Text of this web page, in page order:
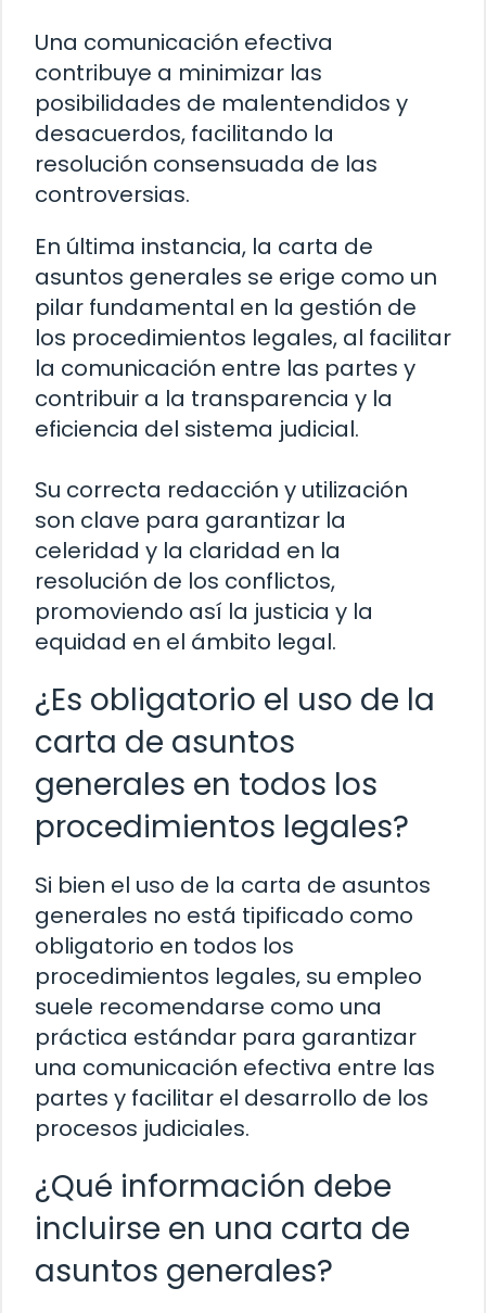
Una comunicación efectiva
contribuye a minimizar las
posibilidades de malentendidos y
desacuerdos, facilitando la
resolución consensuada de las
controversias.
En última instancia, la carta de
asuntos generales se erige como un
pilar fundamental en la gestión de
los procedimientos legales, al facilitar
la comunicación entre las partes y
contribuir a la transparencia y la
eficiencia del sistema judicial.
Su correcta redacción y utilización
son clave para garantizar la
celeridad y la claridad en la
resolución de los conflictos,
promoviendo así la justicia y la
equidad en el ámbito legal.
¿Es obligatorio el uso de la
carta de asuntos
generales en todos los
procedimientos legales?
Si bien el uso de la carta de asuntos
generales no está tipificado como
obligatorio en todos los
procedimientos legales, su empleo
suele recomendarse como una
práctica estándar para garantizar
una comunicación efectiva entre las
partes y facilitar el desarrollo de los
procesos judiciales.
¿Qué información debe
incluirse en una carta de
asuntos generales?